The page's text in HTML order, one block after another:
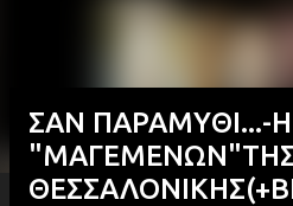
ΣΑΝ ΠΑΡΑΜΥΘΙ...-Η